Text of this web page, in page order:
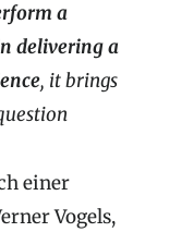
a
delivering a
, it brings
einer
Vogels,